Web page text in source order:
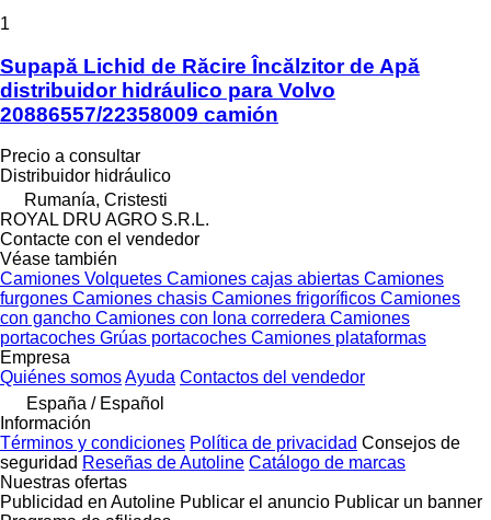
1
Supapă Lichid de Răcire Încălzitor de Apă
distribuidor hidráulico para Volvo
20886557/22358009 camión
Precio a consultar
Distribuidor hidráulico
Rumanía, Cristesti
ROYAL DRU AGRO S.R.L.
Contacte con el vendedor
Véase también
Camiones Volquetes Camiones cajas abiertas Camiones
furgones Camiones chasis Camiones frigoríficos Camiones
con gancho Camiones con lona corredera Camiones
portacoches Grúas portacoches Camiones plataformas
Empresa
Quiénes somosAyuda Contactos del vendedor
España / Español
Información
Términos y condiciones Política de privacidad Consejos de
seguridad Reseñas de Autoline Catálogo de marcas
Nuestras ofertas
Publicidad en Autoline Publicar el anuncio Publicar un banner